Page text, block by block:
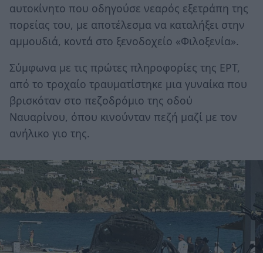
αυτοκίνητο που οδηγούσε νεαρός εξετράπη της
πορείας του, με αποτέλεσμα να καταλήξει στην
αμμουδιά, κοντά στο ξενοδοχείο «Φιλοξενία».
Σύμφωνα με τις πρώτες πληροφορίες της ΕΡΤ,
από το τροχαίο τραυματίστηκε μια γυναίκα που
βρισκόταν στο πεζοδρόμιο της οδού
Ναυαρίνου, όπου κινούνταν πεζή μαζί με τον
ανήλικο γιο της.